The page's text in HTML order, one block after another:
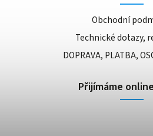
Obchodní
Technické dotazy,
DOPRAVA, PLATBA,
Přijímáme